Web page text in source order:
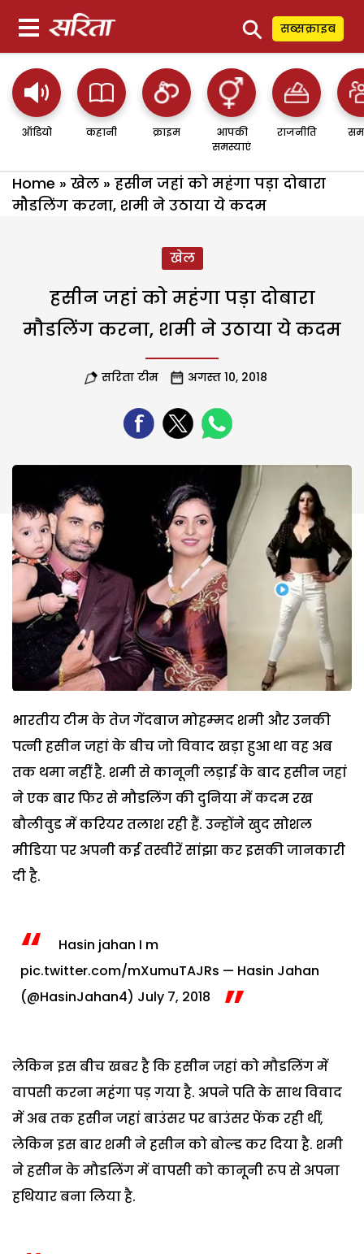
⚲ सब्सक्राइब
ऑडियो कहानी क्राइम
आपकी
समस्याएं
राजनीति
Home » खेल » हसीन जहां को महंगा पड़ा दोबारा
मौडलिंग करना, शमी ने उठाया ये कदम
खेल
हसीन जहां को महंगा पड़ा दोबारा
मौडलिंग करना, शमी ने उठाया ये कदम
सरिता टीम अगस्त 10, 2018
भारतीय टीम के तेज गेंदबाज मोहम्‍मद शमी और उनकी
पत्नी हसीन जहां के बीच जो विवाद खड़ा हुआ था वह अब
तक थमा नहीं है. शमी से कानूनी लड़ाई के बाद हसीन जहां
ने एक बार फिर से मौडलिंग की दुनिया में कदम रख
बौलीवुड में करियर तलाश रही हैं. उन्‍होंने खुद सोशल
मीडिया पर अपनी कई तस्वीरें सांझा कर इसकी जानकारी
दी है.
Hasin jahan I m
pic.twitter.com/mXumuTAJRs — Hasin Jahan
(@HasinJahan4) July 7, 2018
लेकिन इस बीच खबर है कि हसीन जहां को मौडलिंग में
वापसी करना महंगा पड़ गया है. अपने पति के साथ विवाद
में अब तक हसीन जहां बाउंसर पर बाउंसर फेंक रही थीं,
लेकिन इस बार शमी ने हसीन को बोल्‍ड कर दिया है. शमी
ने हसीन के मौडलिंग में वापसी को कानूनी रूप से अपना
हथियार बना लिया है.